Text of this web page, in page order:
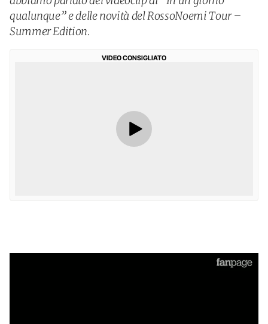
qualunque” e delle novità del RossoNoemi Tour –
Summer Edition.
VIDEO CONSIGLIATO